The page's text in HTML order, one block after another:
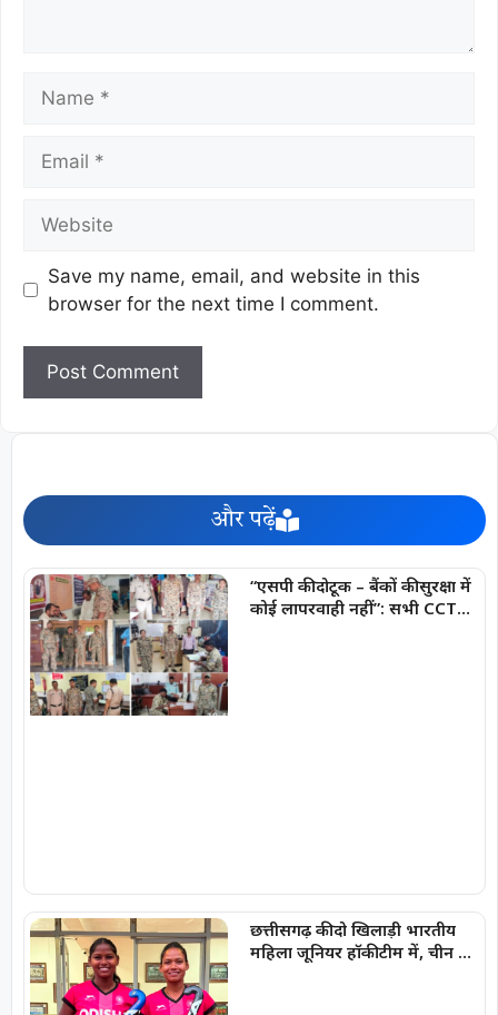
Save my name, email, and website in this
browser for the next time I comment.
और पढ़ें
“एसपी की दोटूक – बैंकों की सुरक्षा में
कोई लापरवाही नहीं”: सभी CCTV
छत्तीसगढ़ की दो खिलाड़ी भारतीय
महिला जूनियर हॉकी टीम में, चीन में